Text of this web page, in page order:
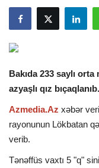
Reklam
ÖLKƏ
SİYASƏT
İQTİSADİYYAT
İDMAN
Bakıda 233 saylı
azyaşlı qız bıçaqlanıb.
Azmedia.Az xəbər
rayonunun Lökbatan
verib.
Tənəffüs vaxtı 5 "q"